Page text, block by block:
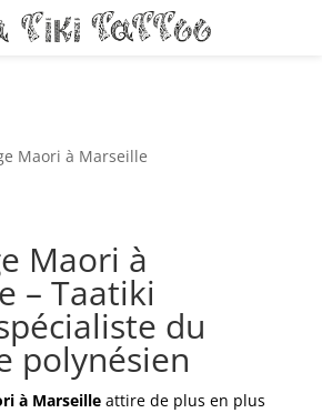
Maori à Marseille
Maori à
– Taatiki
du
polynésien
à Marseilleattire de plus en plus